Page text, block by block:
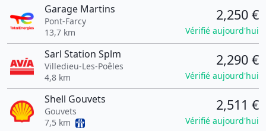
Garage Martins
Pont-Farcy
13,7 km
2,250 €
Vérifié aujourd'hui
Sarl Station Splm
Villedieu-Les-Poêles
4,8 km
2,290 €
Vérifié aujourd'hui
Shell Gouvets
Gouvets
7,5 km
2,511 €
Vérifié aujourd'hui